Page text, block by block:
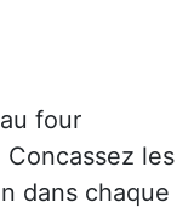
four
Concassez les
dans chaque